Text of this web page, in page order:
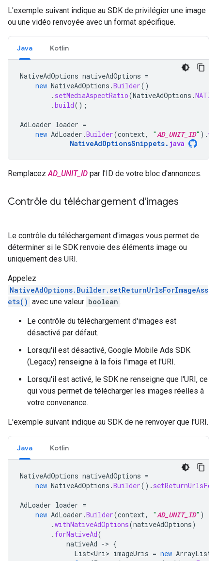
L'exemple suivant indique au SDK de privilégier une image
ou une vidéo renvoyée avec un format spécifique.
Java Kotlin
NativeAdOptions nativeAdOptions =
new NativeAdOptions .Builder()
. setMediaAspectRatio(NativeAdOptions .
.build();
AdLoader loader =
new AdLoader .Builder(context, "AD_UNIT_ID" ).
NativeAdOptionsSnippets. java
RemplacezAD_UNIT_ID par l'ID de votre bloc d'annonces.
Contrôle du téléchargement d'images
Le contrôle du téléchargement d'images vous permet de
déterminer si le SDK renvoie des éléments image ou
uniquement des URI.
Appelez
NativeAdOptions.Builder.setReturnUrlsForImageAss
ets() avec une valeur boolean .
Le contrôle du téléchargement d'images est
désactivé par défaut.
Lorsqu'il est désactivé, Google Mobile Ads SDK
(Legacy) renseigne à la fois l'image et l'URI.
Lorsqu'il est activé, le SDK ne renseigne que l'URI, ce
qui vous permet de télécharger les images réelles à
votre convenance.
L'exemple suivant indique au SDK de ne renvoyer que l'URI.
Java Kotlin
NativeAdOptions nativeAdOptions =
new NativeAdOptions .Builder().
AdLoader loader =
new AdLoader .Builder(context, "AD_UNIT_ID" )
.withNativeAdOptions(nativeAdOptions)
. forNativeAd(
nativeAd -> {
List<Uri> imageUris = new ArrayList